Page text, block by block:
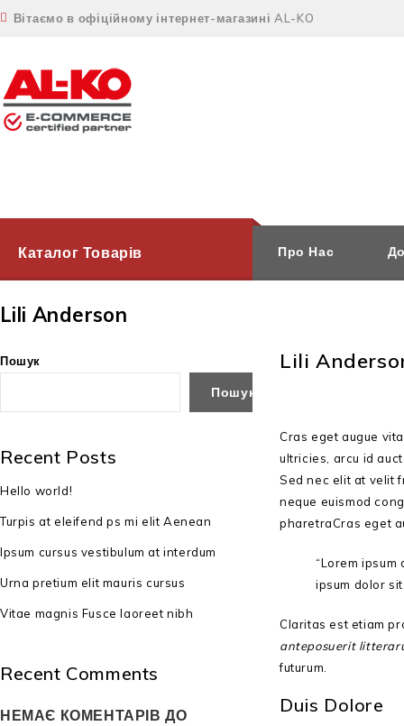
Вітаємо в офіційному інтернет-магазині AL-KO
Каталог Товарів Про Нас
Lili Anderson
Lili
Cras eget augue
ultricies, arcu id
Sed nec elit at velit
neque euismod
pharetraCras eget
“Lorem
ipsum dolor
Claritas est etiam
anteposuerit
futurum.
Duis Dolore
Пошук
Пошук
Recent Posts
Hello world!
Turpis at eleifend ps mi elit Aenean
Ipsum cursus vestibulum at interdum
Urna pretium elit mauris cursus
Vitae magnis Fusce laoreet nibh
Recent Comments
НЕМАЄ КОМЕНТАРІВ ДО